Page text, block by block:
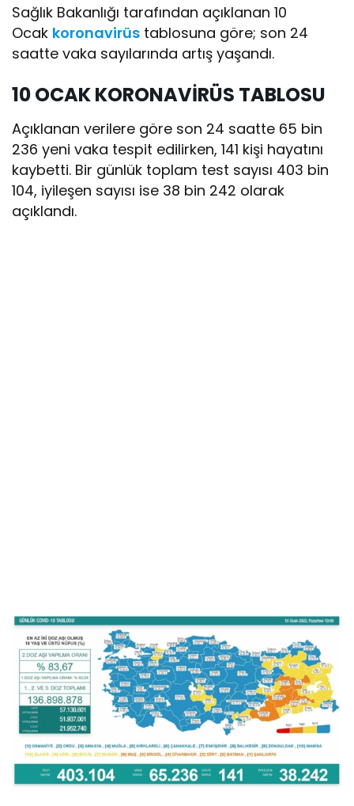
Sağlık Bakanlığı tarafından açıklanan 10
Ocak koronavirüs tablosuna göre; son 24
saatte vaka sayılarında artış yaşandı.
10 OCAK KORONAVİRÜS TABLOSU
Açıklanan verilere göre son 24 saatte 65 bin
236 yeni vaka tespit edilirken, 141 kişi hayatını
kaybetti. Bir günlük toplam test sayısı 403 bin
104, iyileşen sayısı ise 38 bin 242 olarak
açıklandı.